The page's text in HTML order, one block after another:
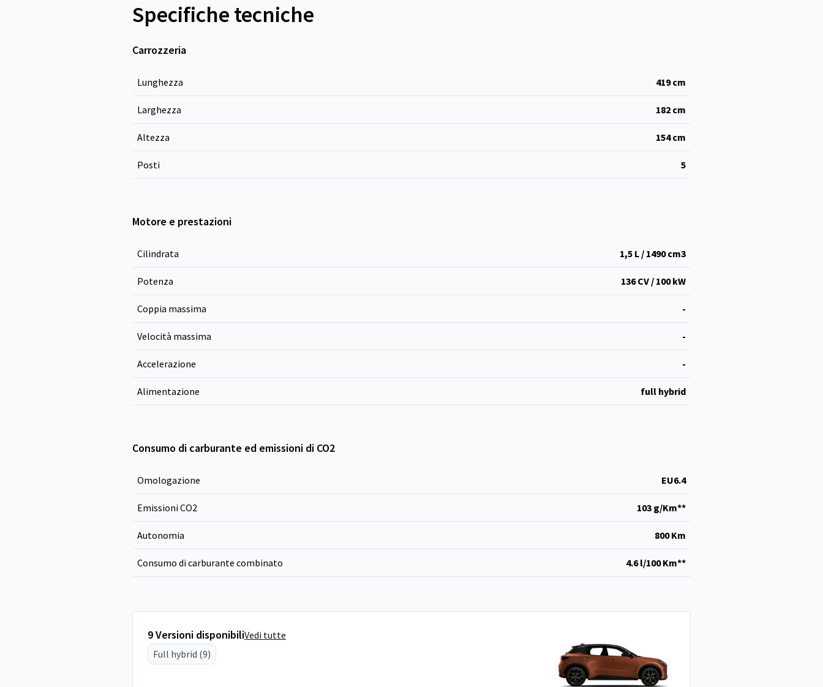
Specifiche tecniche
Carrozzeria
Lunghezza 419cm
Larghezza 182 cm
Altezza 154cm
Posti 5
Motore e prestazioni
Cilindrata 1,5 L / 1490 cm3
Potenza 136 CV / 100 kW
Coppia massima -
Velocità massima -
Accelerazione -
Alimentazione full hybrid
Consumo di carburante ed emissioni di CO2
Omologazione EU6.4
Emissioni CO2 103 g/Km**
Autonomia 800 Km
Consumo di carburante combinato 4.6 l/100 Km**
9 Versioni disponibiliVedi tutte
Full hybrid (9)